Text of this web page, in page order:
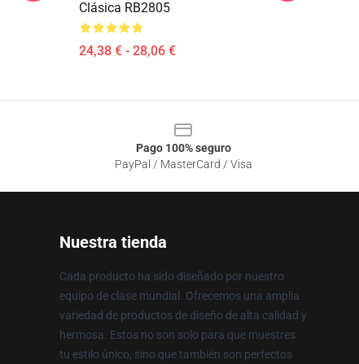
Clásica RB2805
24,38 € - 28,06 €
Pago 100% seguro
PayPal / MasterCard / Visa
Nuestra tienda
Cada producto ha sido diseñado por nuestro
equipo de clase mundial. Ofrecemos una amplia
variedad de productos de diseño de alta calidad y
hermosa. Estos no son solo para que muestres
tu estilo único, sino que también son perfectos